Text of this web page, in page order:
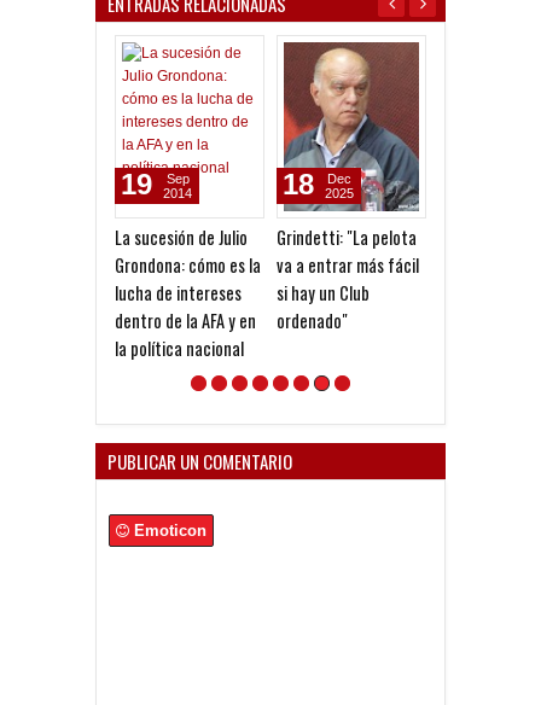
La sucesión de Julio
Grondona: cómo es la
lucha de intereses
dentro de la AFA y en
la política nacional
19
Sep
2014
Grindetti: "La pelota
va a entrar más fácil
si hay un Club
ordenado"
18
Dec
2025
PUBLICAR UN COMENTARIO
Emoticon